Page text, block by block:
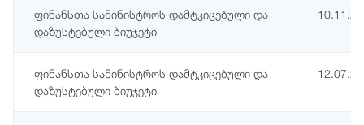
ფინანსთა სამინისტროს დამტკიცებული და
დაზუსტებული ბიუჯეტი
ფინანსთა სამინისტროს დამტკიცებული და
დაზუსტებული ბიუჯეტი